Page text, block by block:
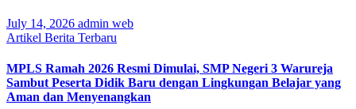
July 14, 2026 admin web
Artikel Berita Terbaru
MPLS Ramah 2026 Resmi Dimulai, SMP Negeri 3 Warureja
Sambut Peserta Didik Baru dengan Lingkungan Belajar yang
Aman dan Menyenangkan